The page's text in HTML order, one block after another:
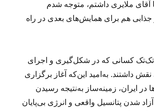
ملایری داشتم، متوجه شدم
جذابی هم برای همایش‌های بعدی در راه
کسانی که در شکل‌گیری و اجرای
داشتند. به‌امید این‌که آغاز برگزاری
در ایران، زمینه‌ساز به‌نتیجه رسیدن
شدن پتانسیل واقعی و انرژی بی‌پایان